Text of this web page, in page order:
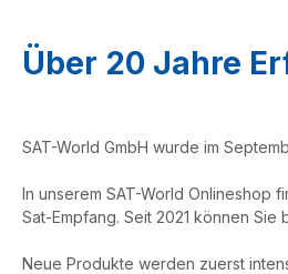
Über 20 Jahre
SAT-World GmbH wurde im
In unserem SAT-World Onlineshop
Sat-Empfang. Seit 2021 können
Neue Produkte werden zuerst